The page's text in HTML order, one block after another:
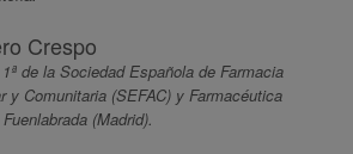
Crespo
de la Sociedad Española de Farmacia
y Comunitaria (SEFAC) y Farmacéutica
(Madrid).